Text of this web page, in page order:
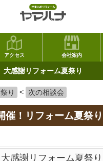
アクセス 会社案内
大感謝リフォーム夏祭り
り < 次の相談会
催！リフォーム夏祭り
大感謝リフォーム夏祭り